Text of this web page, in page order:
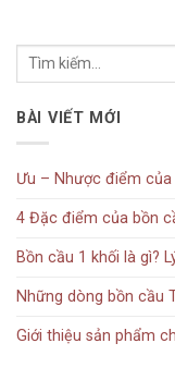
BÀI VIẾT MỚI
Ưu – Nhược điểm
4 Đặc điểm của bồn
Bồn cầu 1 khối là gì?
Những dòng bồn cầu
Giới thiệu sản phẩm